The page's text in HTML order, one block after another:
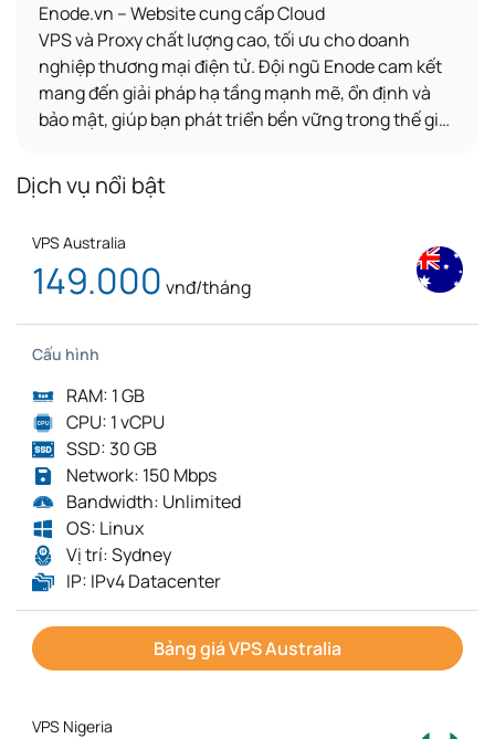
Enode.vn – Websitecung cấpCloud
VPSvà Proxychất lượng cao, tối ưu chodoanh
nghiệp thương mại điện tử. Đội ngũ Enode cam kết
mang đến giải pháp hạ tầng mạnh mẽ, ổn định và
bảo mật, giúp bạn phát triển bền vững trong thế giới
Dịch vụ nổi bật
VPS Australia
149.000 vnđ/tháng
Cấu hình
RAM: 1 GB
CPU: 1 vCPU
SSD: 30 GB
Network: 150 Mbps
Bandwidth: Unlimited
OS: Linux
Vị trí: Sydney
IP: IPv4 Datacenter
Bảng giá VPS Australia
VPS Nigeria